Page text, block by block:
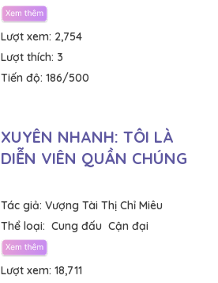
Lượt xem: 2,754
Lượt thích: 3
Tiến độ: 186/500
XUYÊN NHANH: TÔI LÀ
DIỄN VIÊN QUẦN CHÚNG
Tác giả: Vượng Tài Thị Chỉ Miêu
Thể loại: Cung đấu Cận đại
Lượt xem: 18,711